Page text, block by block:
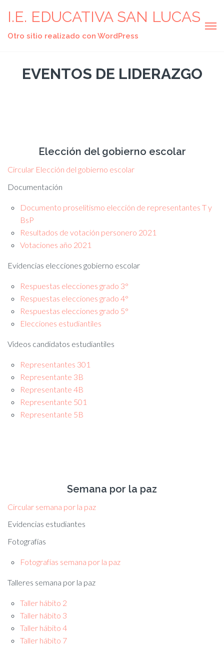
I.E. EDUCATIVA SAN LUCAS
Otro sitio realizado con WordPress
EVENTOS DE LIDERAZGO
Elección del gobierno escolar
Circular Elección del gobierno escolar
Documentación
Documento proselitismo elección de representantes T y
BsP
Resultados de votación personero 2021
Votaciones año 2021
Evidencias elecciones gobierno escolar
Respuestas elecciones grado 3°
Respuestas elecciones grado 4°
Respuestas elecciones grado 5°
Elecciones estudiantiles
Videos candidatos estudiantiles
Representantes 301
Representante 3B
Representante 4B
Representante 501
Representante 5B
Semana por la paz
Circular semana por la paz
Evidencias estudiantes
Fotografías
Fotografías semana por la paz
Talleres semana por la paz
Taller hábito 2
Taller hábito 3
Taller hábito 4
Taller hábito 7